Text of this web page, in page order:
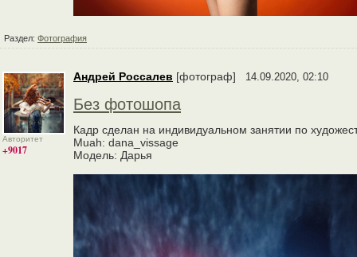
Раздел: Фотография
Авторитет
+9017
Андрей Россалев [фотограф] 14.09.2020, 02:10
Без фотошопа
Кадр сделан на индивидуальном занятии по
Muah: dana_vissage
Модель: Дарья